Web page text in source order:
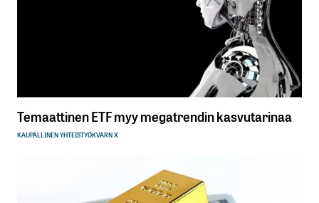
Temaattinen ETF myy megatrendin kasvutarinaa
KAUPALLINEN YHTEISTYÖKVARN X